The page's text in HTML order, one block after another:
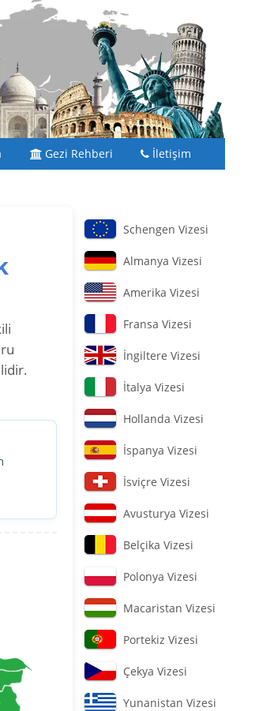
Gezi Rehberi İletişim
Schengen Vizesi
Almanya Vizesi
Amerika Vizesi
Fransa Vizesi
İngiltere Vizesi
İtalya Vizesi
Hollanda Vizesi
İspanya Vizesi
İsviçre Vizesi
Avusturya Vizesi
Belçika Vizesi
Polonya Vizesi
Macaristan Vizesi
Portekiz Vizesi
Çekya Vizesi
Yunanistan Vizesi